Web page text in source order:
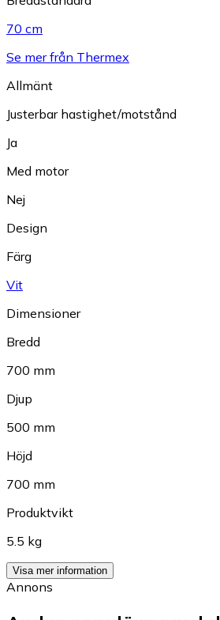
70 cm
Se mer från Thermex
Allmänt
Justerbar hastighet/motstånd
Ja
Med motor
Nej
Design
Färg
Vit
Dimensioner
Bredd
700 mm
Djup
500 mm
Höjd
700 mm
Produktvikt
5.5 kg
Visa mer information
Annons